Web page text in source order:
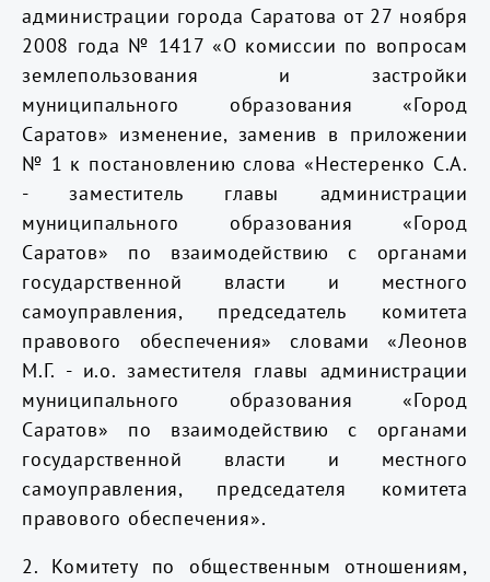
администрации города Саратова от 27 ноября
2008 года № 1417 «О комиссии по вопросам
землепользования и застройки
муниципального образования «Город
Саратов» изменение, заменив в приложении
№ 1 к постановлению слова «Нестеренко С.А.
- заместитель главы администрации
муниципального образования «Город
Саратов» по взаимодействию с органами
государственной власти и местного
самоуправления, председатель комитета
правового обеспечения» словами «Леонов
М.Г. - и.о.заместителя главы администрации
муниципального образования «Город
Саратов» по взаимодействию с органами
государственной власти и местного
самоуправления, председателя комитета
правового обеспечения».
2. Комитету по общественным отношениям,